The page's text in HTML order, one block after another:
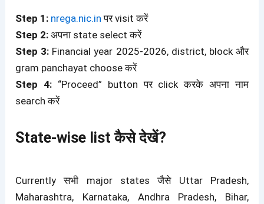
Step 1: nrega.nic.in पर visit करें
Step 2: अपना state select करें
Step 3: Financial year 2025-2026, district, block और
gram panchayat choose करें
Step 4: “Proceed” button पर click करके अपना नाम
search करें
State-wise list कैसे देखें?
Currently सभी major states जैसे Uttar Pradesh,
Maharashtra, Karnataka, Andhra Pradesh, Bihar,